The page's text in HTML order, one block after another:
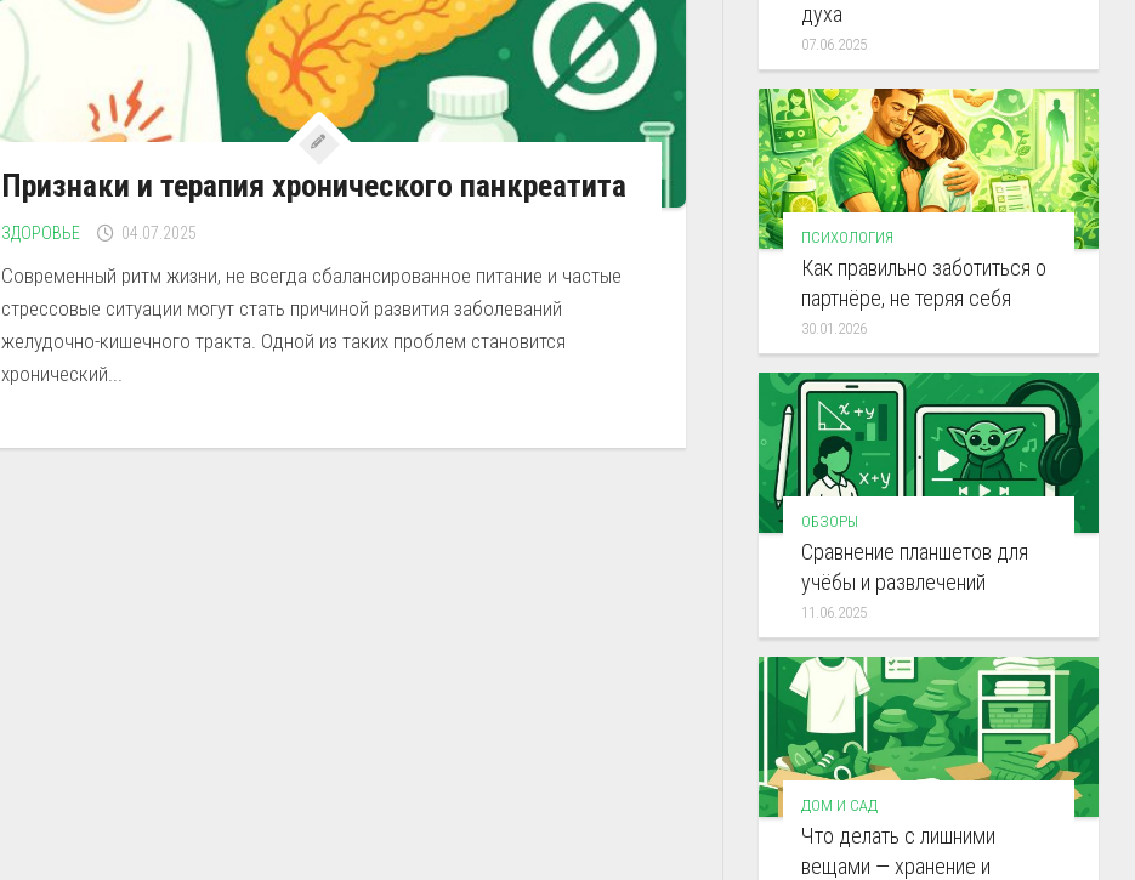
Признаки и терапия хронического панкреатита
ЗДОРОВЬЕ 04.07.2025
Современный ритм жизни, не всегда сбалансированное питание и частые
стрессовые ситуации могут стать причиной развития заболеваний
желудочно-кишечного тракта. Одной из таких проблем становится
хронический...
духа
07.06.2025
ПСИХОЛОГИЯ
Как правильно заботиться о
партнёре, не теряя себя
30.01.2026
ОБЗОРЫ
Сравнение планшетов для
учёбы и развлечений
11.06.2025
ДОМ И САД
Что делать с лишними
вещами — хранение и